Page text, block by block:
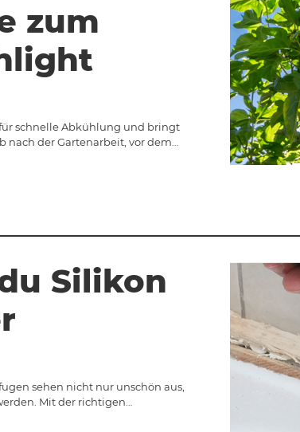
zum
schnelle Abkühlung und bringt
der Gartenarbeit, vor dem…
Silikon
sehen nicht nur unschön aus,
Mit der richtigen…